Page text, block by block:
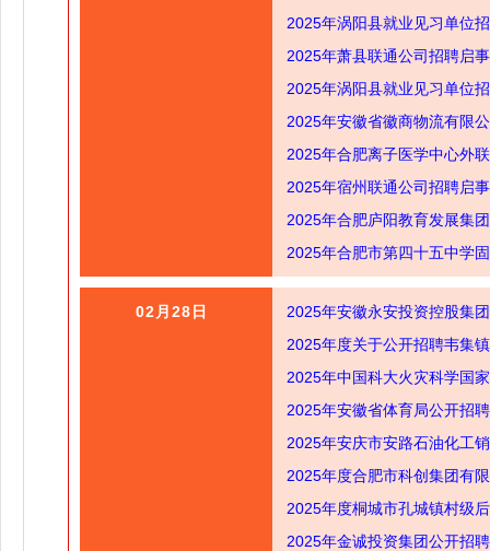
2025年涡阳县就业见习单位
2025年萧县联通公司招聘启事
2025年涡阳县就业见习单位
2025年安徽省徽商物流有限
2025年合肥离子医学中心外
2025年宿州联通公司招聘启事
2025年合肥庐阳教育发展集
2025年合肥市第四十五中学
02月28日
2025年安徽永安投资控股集
2025年度关于公开招聘韦集
2025年中国科大火灾科学国
2025年安徽省体育局公开招
2025年安庆市安路石油化工
2025年度合肥市科创集团有
2025年度桐城市孔城镇村级
2025年金诚投资集团公开招